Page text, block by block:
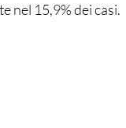
nel 15,9% dei casi.